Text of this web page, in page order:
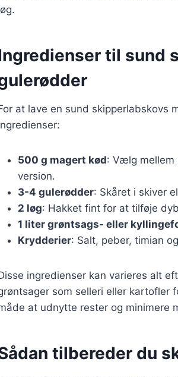
til sund
at lave en sund skipperlabskovs
500 g magert kød: Vælg mellem
version.
3-4 gulerødder: Skåret i skiver
2 løg: Hakket fint for at tilføje
1 liter grøntsags- eller
Krydderier: Salt, peber, timian
ingredienser kan varieres alt
som selleri eller kartofler
at udnytte rester og minimere
tilbereder du